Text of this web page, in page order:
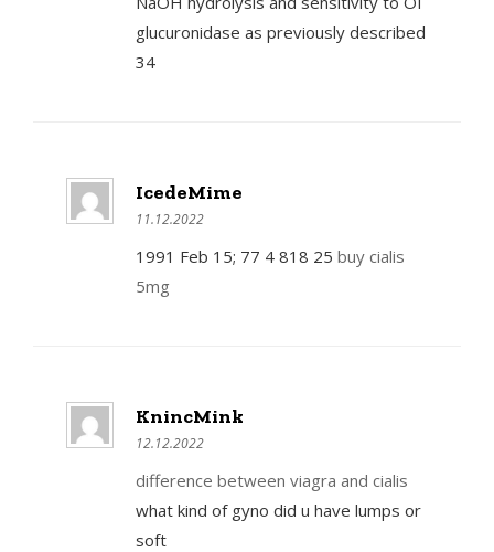
glucuronidase as previously described
34
IcedeMime
11.12.2022
1991 Feb 15; 77 4 818 25 buy cialis
5mg
KnincMink
12.12.2022
difference between viagra and cialis
what kind of gyno did u have lumps or
soft